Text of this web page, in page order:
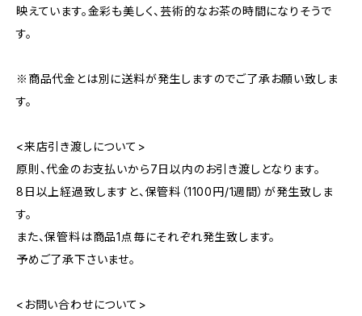
映えています。金彩も美しく、芸術的なお茶の時間になりそうで
す。
※商品代金とは別に送料が発生しますのでご了承お願い致しま
す。
<来店引き渡しについて>
原則、代金のお支払いから7日以内のお引き渡しとなります。
8日以上経過致しますと、保管料（1100円/1週間）が発生致しま
す。
また、保管料は商品1点毎にそれぞれ発生致します。
予めご了承下さいませ。
<お問い合わせについて>